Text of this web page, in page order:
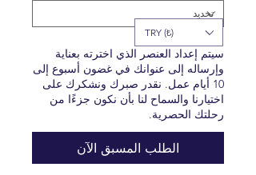
سيتم إعداد العنصر الذي اخترته بعناية
وإرساله إلى عنوانك في غضون أسبوع إلى
10 أيام عمل. نقدر صبرك ونشكرك على
اختيارنا والسماح لنا بأن نكون جزءًا من
رحلتك الحصرية.
الطلب المسبق الآن
TRY (₺)